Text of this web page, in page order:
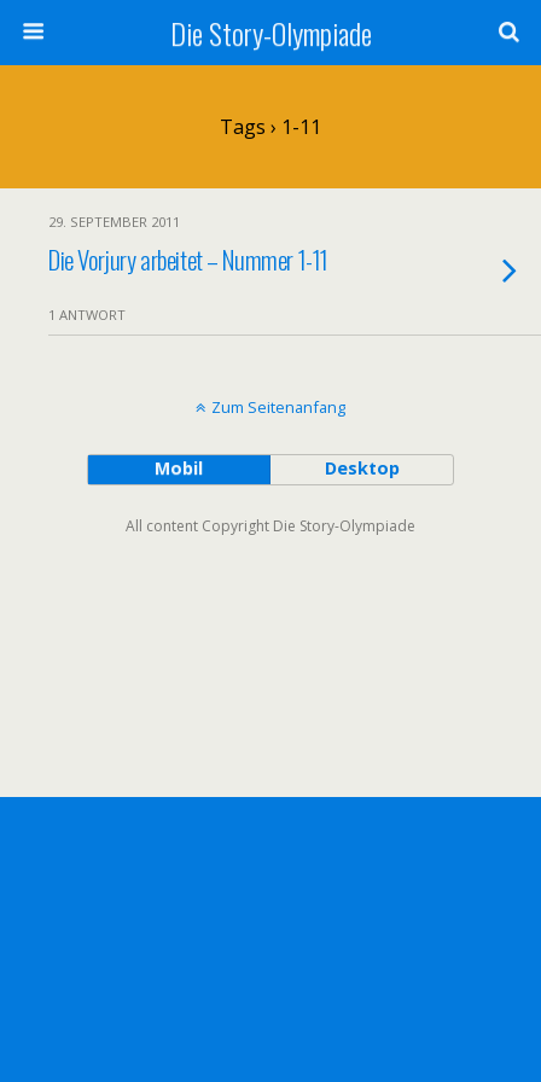
Die Story-Olympiade
Tags › 1-11
29. SEPTEMBER 2011
Die Vorjury arbeitet – Nummer 1-11
1 ANTWORT
Zum Seitenanfang
Mobil Desktop
All content Copyright Die Story-Olympiade